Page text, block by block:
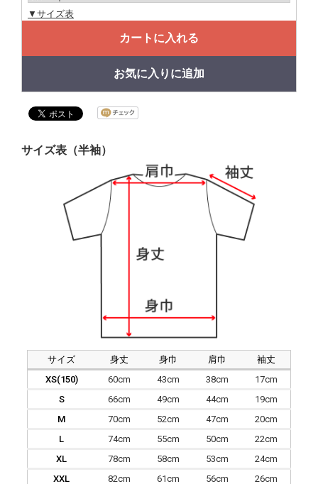
▼サイズ表
カートに入れる
お気に入りに追加
サイズ表（半袖）
サイズ 身丈 身巾 肩巾
袖丈
XS(150)
60cm 43cm 38cm
17cm
S
66cm 49cm 44cm
19cm
M
70cm 52cm 47cm
20cm
L
74cm 55cm 50cm
22cm
XL
78cm 58cm 53cm
24cm
XXL
82cm 61cm 56cm 26cm